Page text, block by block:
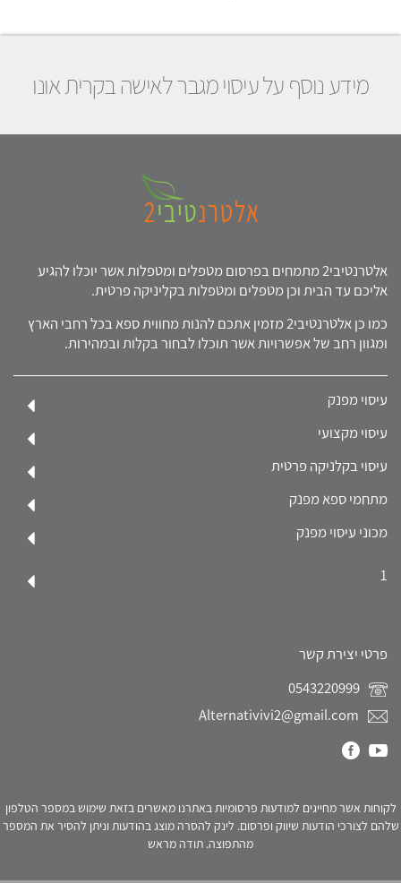
מידע נוסף על עיסוי מגבר לאישה בקרית אונו
אלטרנטיבי2 מתמחים בפרסום מטפלים ומטפלות אשר יוכלו להגיע
אליכם עד הבית וכן מטפלים ומטפלות בקליניקה פרטית.
כמו כן אלטרנטיבי2 מזמין אתכם להנות מחווית ספא בכל רחבי הארץ
ומגוון רחב של אפשרויות אשר תוכלו לבחור בקלות ובמהירות.
עיסוי מפנק
עיסוי מקצועי
עיסוי בקלניקה פרטית
מתחמי ספא מפנק
מכוני עיסוי מפנק
1
פרטי יצירת קשר
Alternativivi2@gmail.com
לקוחות אשר מחייגים למודעות פרסומיות באתרנו מאשרים בזאת שימוש במספר הטלפון
שלהם לצורכי הודעות שיווק ופרסום. לינק להסרה מוצג בהודעות וניתן להסיר את המספר
מהתפוצה. תודה מראש